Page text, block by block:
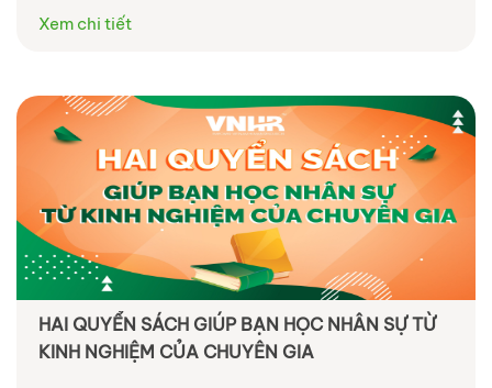
Xem chi tiết
HAI QUYỂN SÁCH GIÚP BẠN HỌC NHÂN SỰ TỪ
KINH NGHIỆM CỦA CHUYÊN GIA